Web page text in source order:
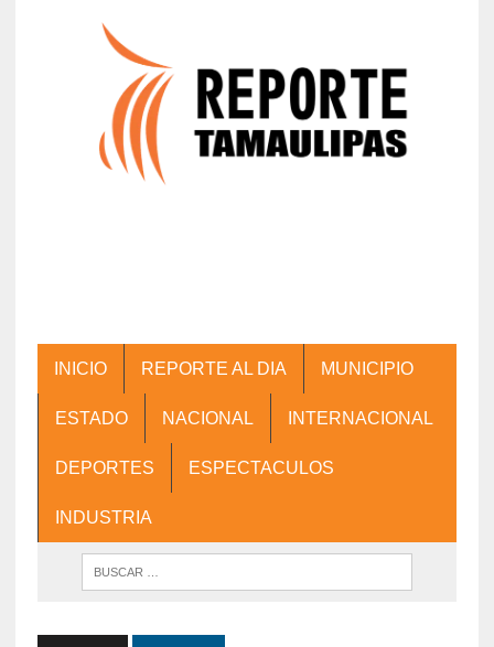
INICIO REPORTE AL DIA MUNICIPIO
ESTADO NACIONAL INTERNACIONAL
DEPORTES ESPECTACULOS
INDUSTRIA